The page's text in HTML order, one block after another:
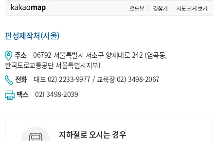
로드뷰 길찾기 지도 크게 보기
편성제작처(서울)
주소
06792 서울특별시 서초구 양재대로 242 (염곡동,
한국도로교통공단 서울특별시지부)
전화
대표 02) 2233-9977 / 교육장 02) 3498-2067
팩스
02) 3498-2039
지하철로 오시는 경우